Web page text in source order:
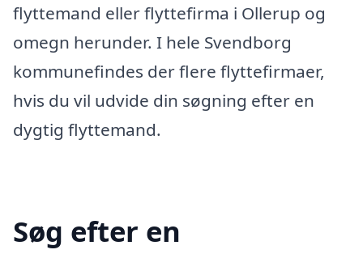
flyttemand eller flyttefirma i Ollerup og
omegn herunder. I hele Svendborg
kommunefindes der flere flyttefirmaer,
hvis du vil udvide din søgning efter en
dygtig flyttemand.
Søg efter en